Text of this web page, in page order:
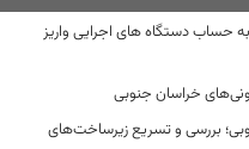
پاداش پایان خدمت بازنشستگان سال 1399 به حساب دستگاه های اجرایی واریز
بررسی و تسریع زیرساخت‌های